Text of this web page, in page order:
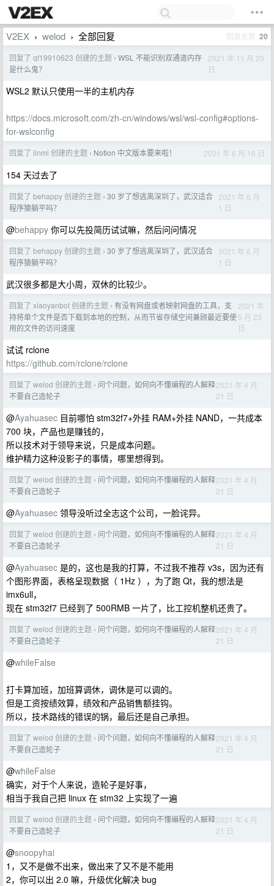
V2EX › welod › 全部回复 回复总数 20
回复了 qf19910623 创建的主题 › WSL 不能识别双通道内存
是什么鬼？
2021 年 11 月 20
日
WSL2 默认只使用一半的主机内存
https://docs.microsoft.com/zh-cn/windows/wsl/wsl-config#options-
for-wslconfig
回复了 linmi 创建的主题 › Notion 中文版本要来啦！ 2021 年 6 月 16 日
154 天过去了
回复了 behappy 创建的主题 › 30 岁了想逃离深圳了，武汉适合
程序猿躺平吗？
2021 年 6 月
1 日
@behappy 你可以先投简历试试嘛，然后问问情况
回复了 behappy 创建的主题 › 30 岁了想逃离深圳了，武汉适合
程序猿躺平吗？
2021 年 6 月
1 日
武汉很多都是大小周，双休的比较少。
回复了 xiaoyanbot 创建的主题 › 有没有网盘或者映射网盘的工具，支
持将单个文件是否下载到本地的控制，从而节省存储空间兼顾最近要使
用的文件的访问速度
2021 年
5 月 23
日
试试 rclone
https://github.com/rclone/rclone
回复了 welod 创建的主题 › 问个问题，如何向不懂编程的人解释
不要自己造轮子
2021 年 4 月
21 日
@Ayahuasec 目前哪怕 stm32f7+外挂 RAM+外挂 NAND，一共成本
700 块，产品也是赚钱的，
所以技术对于领导来说，只是成本问题。
维护精力这种没影子的事情，哪里想得到。
回复了 welod 创建的主题 › 问个问题，如何向不懂编程的人解释
不要自己造轮子
2021 年 4 月
21 日
@Ayahuasec 领导没听过全志这个公司，一脸诧异。
回复了 welod 创建的主题 › 问个问题，如何向不懂编程的人解释
不要自己造轮子
2021 年 4 月
21 日
@Ayahuasec 是的，这也是我的打算，不过我不推荐 v3s，因为还有
个图形界面，表格呈现数据（ 1Hz ），为了跑 Qt，我的想法是
imx6ull，
现在 stm32f7 已经到了 500RMB 一片了，比工控机整机还贵了。
回复了 welod 创建的主题 › 问个问题，如何向不懂编程的人解释
不要自己造轮子
2021 年 4 月
21 日
@whileFalse
打卡算加班，加班算调休，调休是可以调的。
但是工资按绩效算，绩效和产品销售额挂钩。
所以，技术路线的错误的锅，最后还是自己承担。
回复了 welod 创建的主题 › 问个问题，如何向不懂编程的人解释
不要自己造轮子
2021 年 4 月
21 日
@whileFalse
确实，对于个人来说，造轮子是好事，
相当于我自己把 linux 在 stm32 上实现了一遍
回复了 welod 创建的主题 › 问个问题，如何向不懂编程的人解释
不要自己造轮子
2021 年 4 月
21 日
@snoopyhai
1，又不是做不出来，做出来了又不是不能用
2，你可以出 2.0 嘛，升级优化解决 bug